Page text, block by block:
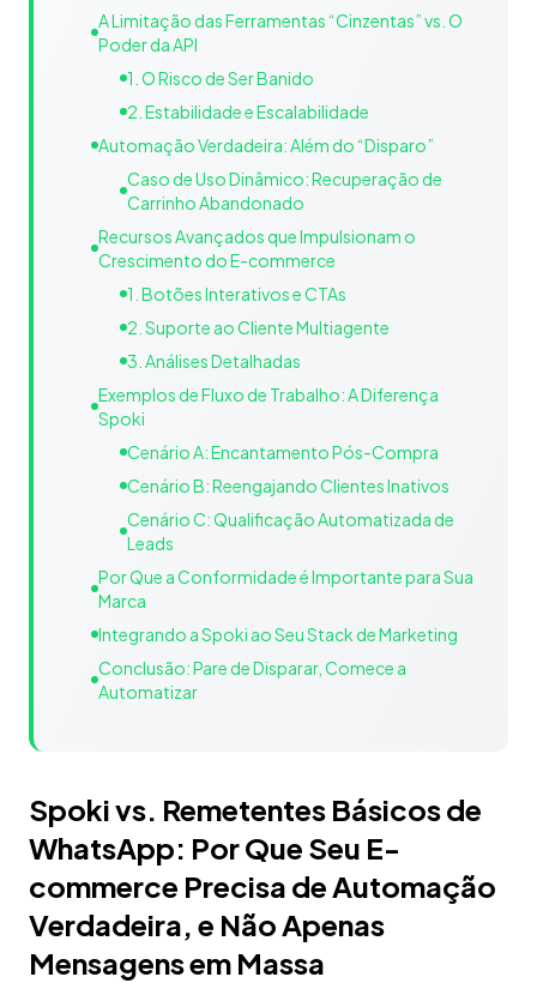
A Limitação das Ferramentas “Cinzentas” vs. O
Poder da API
1. O Risco de Ser Banido
2. Estabilidade e Escalabilidade
Automação Verdadeira: Além do “Disparo”
Caso de Uso Dinâmico: Recuperação de
Carrinho Abandonado
Recursos Avançados que Impulsionam o
Crescimento do E-commerce
1. Botões Interativos e CTAs
2. Suporte ao Cliente Multiagente
3. Análises Detalhadas
Exemplos de Fluxo de Trabalho: A Diferença
Spoki
Cenário A: Encantamento Pós-Compra
Cenário B: Reengajando Clientes Inativos
Cenário C: Qualificação Automatizada de
Leads
Por Que a Conformidade é Importante para Sua
Marca
Integrando a Spoki ao Seu Stack de Marketing
Conclusão: Pare de Disparar, Comece a
Automatizar
Spoki vs. Remetentes Básicos de
WhatsApp: Por Que Seu E-
commerce Precisa de Automação
Verdadeira, e Não Apenas
Mensagens em Massa